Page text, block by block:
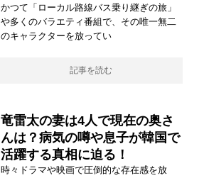
かつて「ローカル路線バス乗り継ぎの旅」
や多くのバラエティ番組で、その唯一無二
のキャラクターを放ってい
記事を読む
竜雷太の妻は4人で現在の奥さ
んは？病気の噂や息子が韓国で
活躍する真相に迫る！
時々ドラマや映画で圧倒的な存在感を放